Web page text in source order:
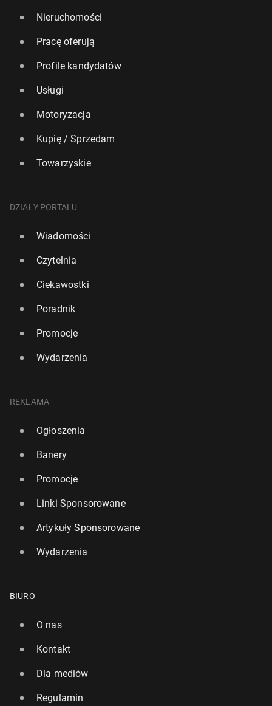
Nieruchomości
Pracę oferują
Profile kandydatów
Usługi
Motoryzacja
Kupię / Sprzedam
Towarzyskie
DZIAŁY PORTALU
Wiadomości
Czytelnia
Ciekawostki
Poradnik
Promocje
Wydarzenia
REKLAMA
Ogłoszenia
Banery
Promocje
Linki Sponsorowane
Artykuły Sponsorowane
Wydarzenia
BIURO
O nas
Kontakt
Dla mediów
Regulamin